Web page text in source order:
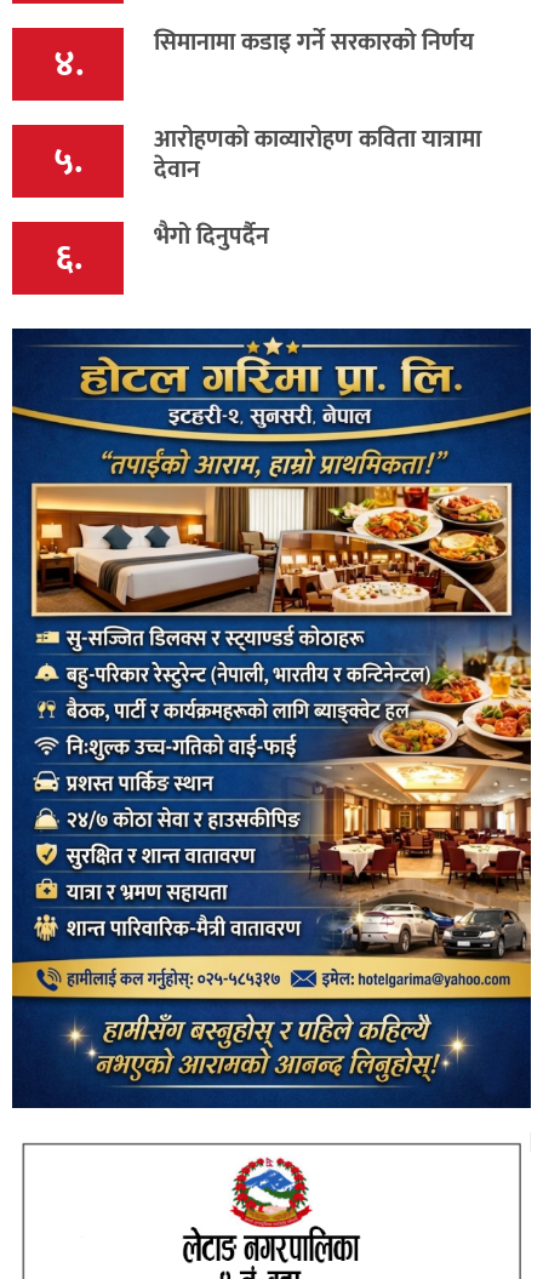
४. सिमानामा कडाइ गर्ने सरकारको निर्णय
५. आरोहणको काव्यारोहण कविता यात्रामा
देवान
६. भैगो दिनुपर्दैन